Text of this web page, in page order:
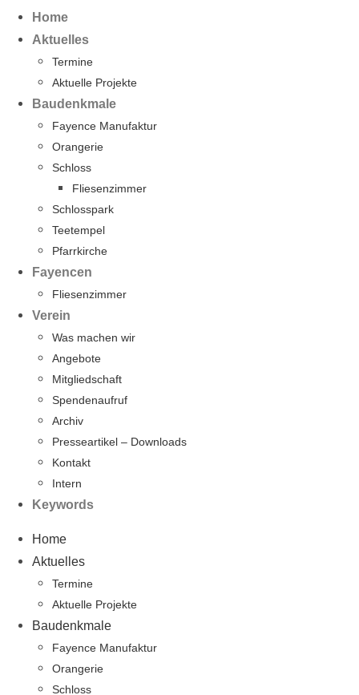
Home
Aktuelles
Termine
Aktuelle Projekte
Baudenkmale
Fayence Manufaktur
Orangerie
Schloss
Fliesenzimmer
Schlosspark
Teetempel
Pfarrkirche
Fayencen
Fliesenzimmer
Verein
Was machen wir
Angebote
Mitgliedschaft
Spendenaufruf
Archiv
Presseartikel – Downloads
Kontakt
Intern
Keywords
Home
Aktuelles
Termine
Aktuelle Projekte
Baudenkmale
Fayence Manufaktur
Orangerie
Schloss